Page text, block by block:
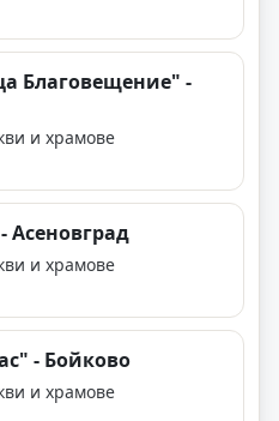
Благовещение" -
и храмове
Асеновград
и храмове
- Бойково
и храмове